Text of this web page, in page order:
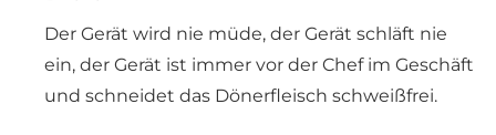
Der Gerät wird nie müde, der Gerät schläft nie
ein, der Gerät ist immer vor der Chef im Geschäft
und schneidet das Dönerfleisch schweißfrei.